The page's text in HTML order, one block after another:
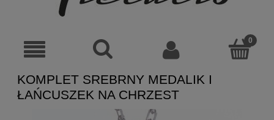
KOMPLET SREBRNY MEDALIK I
ŁAŃCUSZEK NA CHRZEST